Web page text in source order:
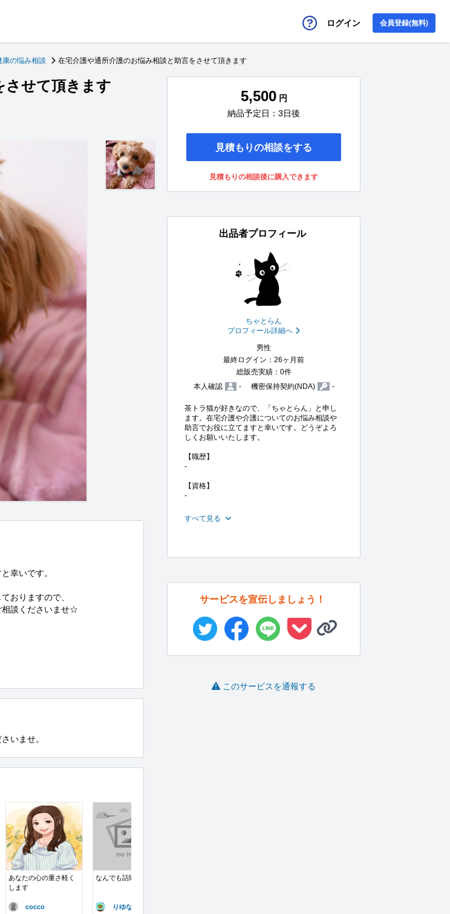
ログイン 会員登録(無料)
康の悩み相談 在宅介護や通所介護のお悩み相談と助言をさせて頂きます
させて頂きます
幸いです。
おりますので、
相談くださいませ☆
いませ。
あなたの心の重さ軽く
します
cocco
なんでも話聞きます
りゆな
5,500 円
納品予定日：3日後
見積もりの相談をする
見積もりの相談後に購入できます
出品者プロフィール
ちゃとらん
プロフィール詳細へ
男性
最終ログイン：26ヶ月前
総販売実績：0件
本人確認
- 機密保持契約(NDA) -
茶トラ猫が好きなので、「ちゃとらん」と申し
ます。在宅介護や介護についてのお悩み相談や
助言でお役に立てますと幸いです。どうぞよろ
しくお願いいたします。
【職歴】
-
【資格】
-
すべて見る
サービスを宣伝しましょう！
このサービスを通報する